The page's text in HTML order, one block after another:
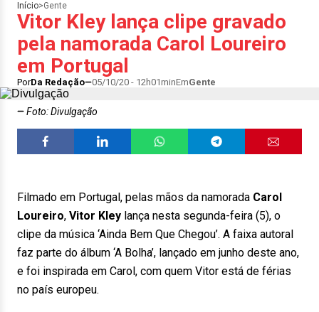
Início>Gente
Vitor Kley lança clipe gravado
pela namorada Carol Loureiro
em Portugal
PorDa Redação 05/10/20 - 12h01minEmGente
Foto: Divulgação
Filmado em Portugal, pelas mãos da namorada Carol
Loureiro, Vitor Kley lança nesta segunda-feira (5), o
clipe da música ‘Ainda Bem Que Chegou’. A faixa autoral
faz parte do álbum ‘A Bolha’, lançado em junho deste ano,
e foi inspirada em Carol, com quem Vitor está de férias
no país europeu.